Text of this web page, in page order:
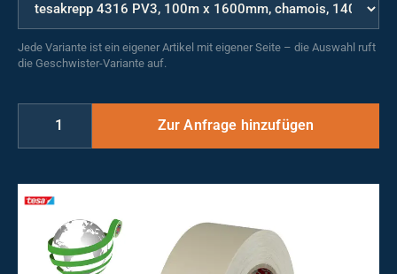
Jede Variante ist ein eigener Artikel mit eigener Seite – die Auswahl ruft
die Geschwister-Variante auf.